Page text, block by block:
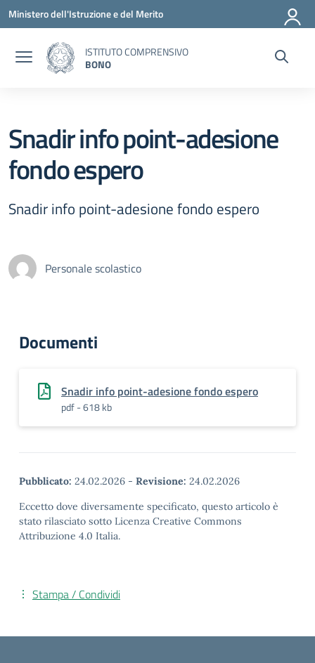
Vai ai contenuti
Vai al menu di navigazione
Vai al footer
Ministero dell'Istruzione e del Merito
ISTITUTO COMPRENSIVO
BONO
Snadir info point-adesione
fondo espero
Snadir info point-adesione fondo espero
Personale scolastico
Documenti
Snadir info point-adesione fondo espero
pdf - 618 kb
Pubblicato: 24.02.2026 - Revisione: 24.02.2026
Eccetto dove diversamente specificato, questo articolo è
stato rilasciato sotto Licenza Creative Commons
Attribuzione 4.0 Italia.
Stampa / Condividi